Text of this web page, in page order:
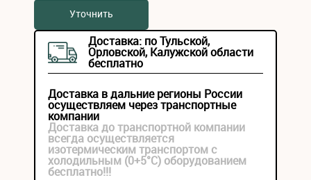
Уточнить
Доставка: по Тульской,
Орловской, Калужской области
бесплатно
Доставка в дальние регионы России
осуществляем через транспортные
компании
Доставка до транспортной компании
всегда осуществляется
изотермическим транспортом с
холодильным (0+5°С) оборудованием
бесплатно!!!